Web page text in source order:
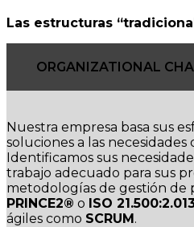
Las estructuras
ORGANIZATIONAL
Nuestra empresa basa sus
soluciones a las
Identificamos sus
trabajo adecuado para sus
metodologías de gestión de
PRINCE2® o ISO
ágiles como SCRUM.